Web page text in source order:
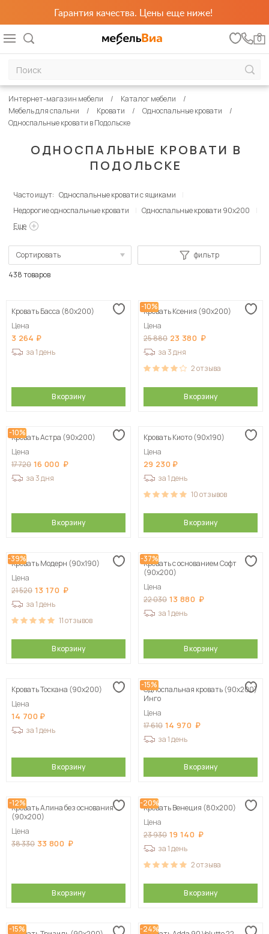
Гарантия качества. Цены еще ниже!
0
ОДНОСПАЛЬНЫЕ КРОВАТИ В
ПОДОЛЬСКЕ
Интернет-магазин мебели
Каталог мебели
Мебель для спальни
Кровати
Односпальные кровати
Односпальные кровати в Подольске
Часто ищут: Односпальные кровати с ящиками
Недорогие односпальные кровати
Односпальные кровати 90х200
Еще
Сортировать
Сначала дорогие
фильтр
438 товаров
Кровать Басса (80х200)
Цена
3 264
за 1 день
В корзину
-10%
Кровать Ксения (90х200)
Цена
25 880 23 380
за 3 дня
2отзыва
В корзину
-10%
Кровать Астра (90х200)
Цена
17 720 16 000
за 3 дня
В корзину
Кровать Киото (90х190)
Цена
29 230
за 1 день
10отзывов
В корзину
-39%
Кровать Модерн (90х190)
Цена
21 520 13 170
за 1 день
11отзывов
В корзину
-37%
Кровать с основанием Софт
(90х200)
Цена
22 030 13 880
за 1 день
В корзину
Кровать Тоскана (90х200)
Цена
14 700
за 1 день
В корзину
-15%
Односпальная кровать (90х200)
Инго
Цена
17 610 14 970
за 1 день
В корзину
-12%
Кровать Алина без основания
(90х200)
Цена
38 330 33 800
В корзину
-20%
Кровать Венеция (80х200)
Цена
23 930 19 140
за 1 день
2отзыва
В корзину
-15% -24%